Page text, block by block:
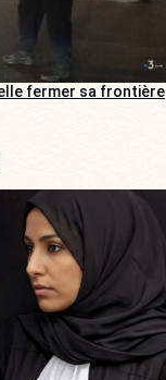
elle fermer sa frontière